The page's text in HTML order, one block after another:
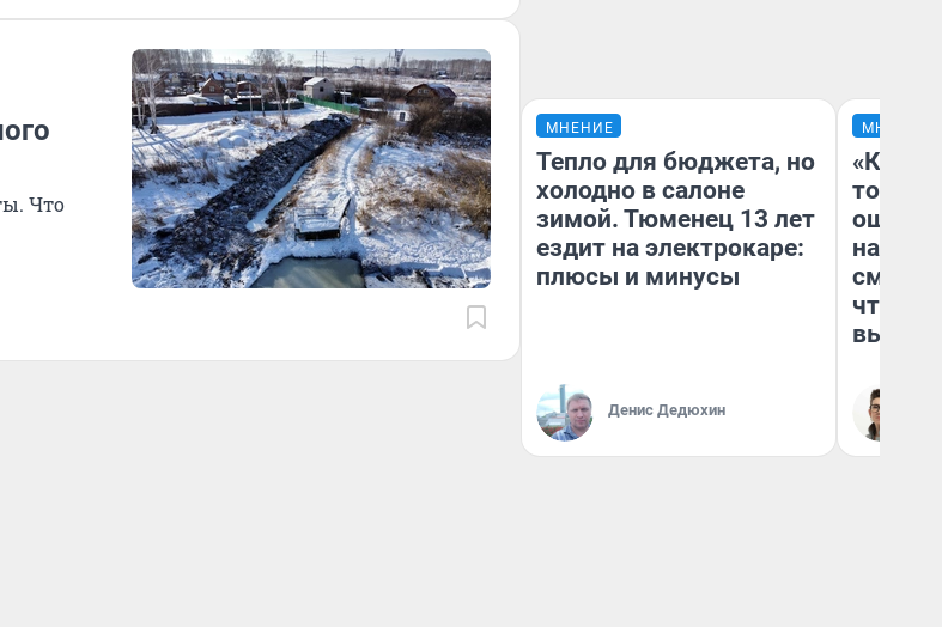
Что
МНЕНИЕ
Тепло для бюджета, но
холодно в салоне
зимой. Тюменец 13 лет
ездит на электрокаре:
плюсы и минусы
Денис Дедюхин
МНЕНИЕ
то
чтобы